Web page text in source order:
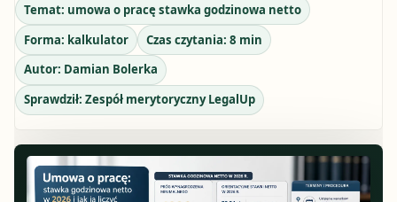
Temat: umowa o pracę stawka godzinowa netto
Forma: kalkulator Czas czytania: 8 min
Autor: Damian Bolerka
Sprawdził: Zespół merytoryczny LegalUp